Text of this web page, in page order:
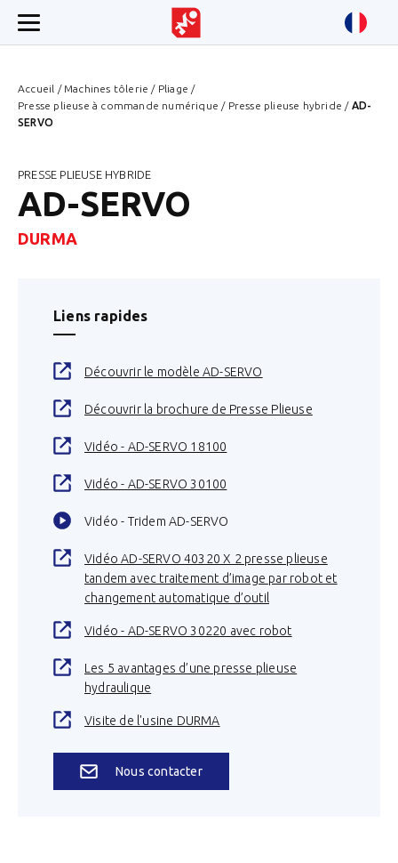
Accueil / Machines tôlerie / Pliage /
Presse plieuse à commande numérique / Presse plieuse hybride / AD-
SERVO
PRESSE PLIEUSE HYBRIDE
AD-SERVO
DURMA
Liens rapides
Découvrir le modèle AD-SERVO
Découvrir la brochure de Presse Plieuse
Vidéo - AD-SERVO 18100
Vidéo - AD-SERVO 30100
Vidéo - Tridem AD-SERVO
Vidéo AD-SERVO 40320 X 2 presse plieuse
tandem avec traitement d’image par robot et
changement automatique d’outil
Vidéo - AD-SERVO 30220 avec robot
Les 5 avantages d’une presse plieuse
hydraulique
Visite de l'usine DURMA
Nous contacter